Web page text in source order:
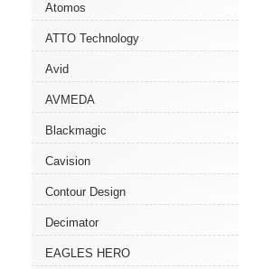
Atomos
ATTO Technology
Avid
AVMEDA
Blackmagic
Cavision
Contour Design
Decimator
EAGLES HERO